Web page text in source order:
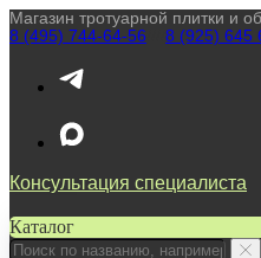
Магазин тротуарной плитки и
8 (495) 744-64-56
8 (925) 645
Консультация специалиста
Каталог